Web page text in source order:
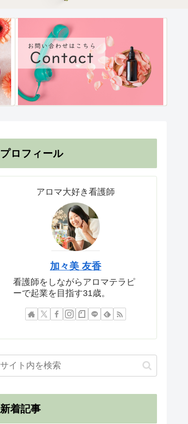
プロフィール
アロマ大好き看護師
加々美 友香
看護師をしながらアロマテラピ
ーで起業を目指す31歳。
新着記事